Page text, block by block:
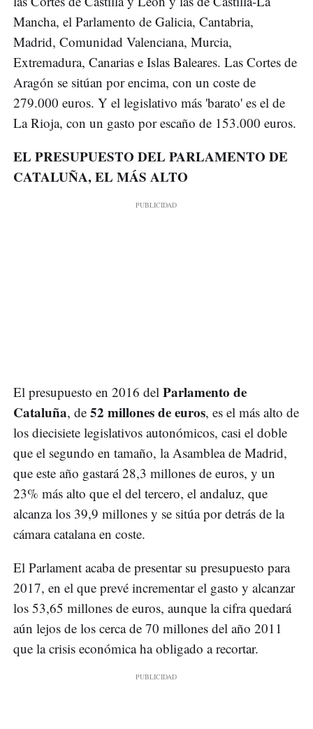
Mancha, el Parlamento de Galicia, Cantabria,
Madrid, Comunidad Valenciana, Murcia,
Extremadura, Canarias e Islas Baleares. Las Cortes de
Aragón se sitúan por encima, con un coste de
279.000 euros. Y el legislativo más 'barato' es el de
La Rioja, con un gasto por escaño de 153.000 euros.
EL PRESUPUESTO DEL PARLAMENTO DE
CATALUÑA, EL MÁS ALTO
El presupuesto en 2016 del Parlamento de
Cataluña, de 52 millones de euros, es el más alto de
los diecisiete legislativos autonómicos, casi el doble
que el segundo en tamaño, la Asamblea de Madrid,
que este año gastará 28,3 millones de euros, y un
23% más alto que el del tercero, el andaluz, que
alcanza los 39,9 millones y se sitúa por detrás de la
cámara catalana en coste.
El Parlament acaba de presentar su presupuesto para
2017, en el que prevé incrementar el gasto y alcanzar
los 53,65 millones de euros, aunque la cifra quedará
aún lejos de los cerca de 70 millones del año 2011
que la crisis económica ha obligado a recortar.